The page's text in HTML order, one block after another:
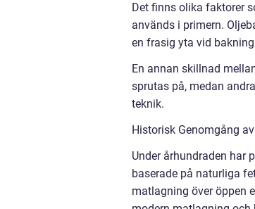
Det finns olika faktorer
används i primern.
en frasig yta vid
En annan skillnad
sprutas på, medan
teknik.
Historisk Genomgång
Under århundraden har
baserade på naturliga
matlagning över öppen